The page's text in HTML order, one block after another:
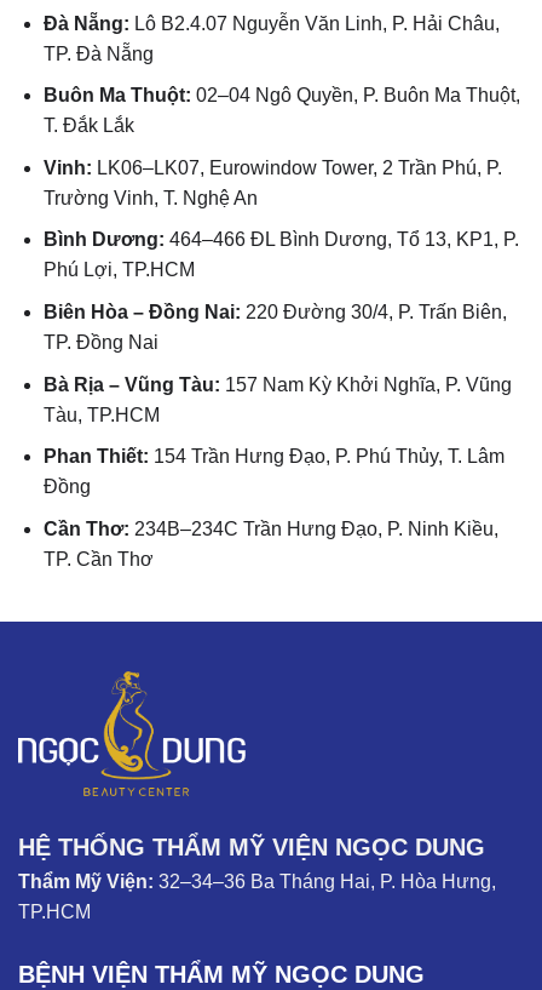
Đà Nẵng: Lô B2.4.07 Nguyễn Văn Linh, P. Hải Châu,
TP. Đà Nẵng
Buôn Ma Thuột: 02–04 Ngô Quyền, P. Buôn Ma Thuột,
T. Đắk Lắk
Vinh: LK06–LK07, Eurowindow Tower, 2 Trần Phú, P.
Trường Vinh, T. Nghệ An
Bình Dương: 464–466 ĐL Bình Dương, Tổ 13, KP1, P.
Phú Lợi, TP.HCM
Biên Hòa – Đồng Nai: 220 Đường 30/4, P. Trấn Biên,
TP. Đồng Nai
Bà Rịa – Vũng Tàu: 157 Nam Kỳ Khởi Nghĩa, P. Vũng
Tàu, TP.HCM
Phan Thiết: 154 Trần Hưng Đạo, P. Phú Thủy, T. Lâm
Đồng
Cần Thơ: 234B–234C Trần Hưng Đạo, P. Ninh Kiều,
TP. Cần Thơ
HỆ THỐNG THẨM MỸ VIỆN NGỌC DUNG
Thẩm Mỹ Viện: 32–34–36 Ba Tháng Hai, P. Hòa Hưng,
TP.HCM
BỆNH VIỆN THẨM MỸ NGỌC DUNG